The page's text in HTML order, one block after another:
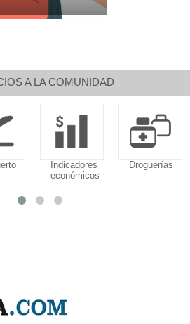
A LA COMUNIDAD
Indicadores
económicos
Droguerías